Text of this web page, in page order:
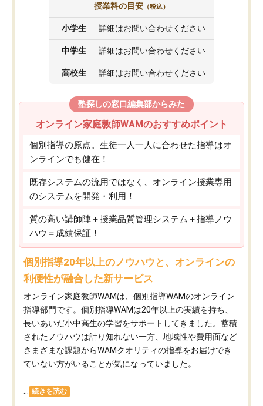
授業料の目安 （税込）
小学生 詳細はお問い合わせください
中学生 詳細はお問い合わせください
高校生 詳細はお問い合わせください
塾探しの窓口編集部からみた
オンライン家庭教師WAMのおすすめポイント
個別指導の原点。生徒一人一人に合わせた指導はオ
ンラインでも健在！
既存システムの流用ではなく、オンライン授業専用
のシステムを開発・利用！
質の高い講師陣＋授業品質管理システム＋指導ノウ
ハウ＝成績保証！
個別指導20年以上のノウハウと、オンラインの
利便性が融合した新サービス
オンライン家庭教師WAMは、個別指導WAMのオンライン
指導部門です。個別指導WAMは20年以上の実績を持ち、
長いあいだ小中高生の学習をサポートしてきました。蓄積
されたノウハウは計り知れない一方、地域性や費用面など
さまざまな課題からWAMクオリティの指導をお届けでき
ていない方がいることが気になっていました。
続きを読む